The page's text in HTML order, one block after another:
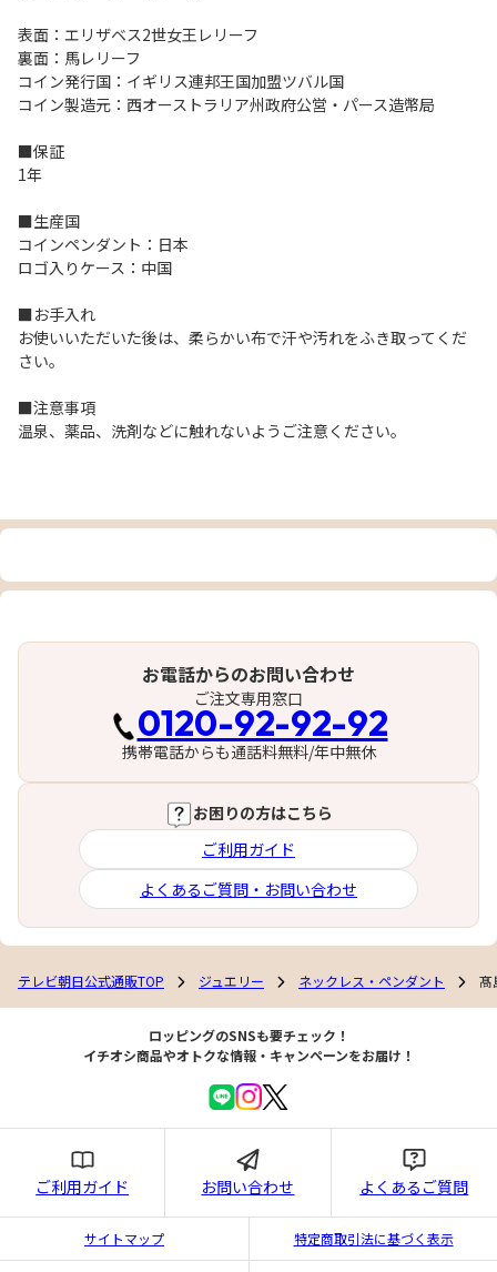
表面：エリザベス2世女王レリーフ
裏面：馬レリーフ
コイン発行国：イギリス連邦王国加盟ツバル国
コイン製造元：西オーストラリア州政府公営・パース造幣局
■保証
1年
■生産国
コインペンダント：日本
ロゴ入りケース：中国
■お手入れ
お使いいただいた後は、柔らかい布で汗や汚れをふき取ってくだ
さい。
■注意事項
温泉、薬品、洗剤などに触れないようご注意ください。
お電話からのお問い合わせ
ご注文専用窓口
0120-92-92-92
携帯電話からも通話料無料/年中無休
お困りの方はこちら
ご利用ガイド
よくあるご質問・お問い合わせ
テレビ朝日公式通販TOP ジュエリー ネックレス・ペンダント 髙
ロッピングのSNSも要チェック！
イチオシ商品やオトクな情報・キャンペーンをお届け！
ご利用ガイド お問い合わせ よくあるご質問
サイトマップ 特定商取引法に基づく表示